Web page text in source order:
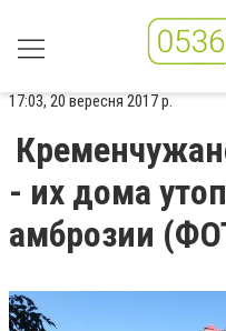
17:03, 20 вересня 2017 р.
- их дома
амброзии